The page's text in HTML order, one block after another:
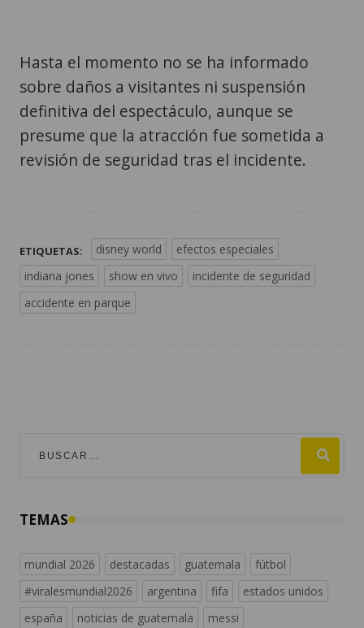
Hasta el momento no se ha informado
sobre daños a visitantes ni suspensión
definitiva del espectáculo, aunque se
presume que la atracción fue sometida a
revisión de seguridad tras el incidente.
ETIQUETAS: disney world
efectos especiales
indiana jones
show en vivo
incidente de seguridad
accidente en parque
TEMAS
mundial 2026 destacadas guatemala
fútbol
#viralesmundial2026
argentina fifa
estados unidos
españa
noticias de guatemala messi